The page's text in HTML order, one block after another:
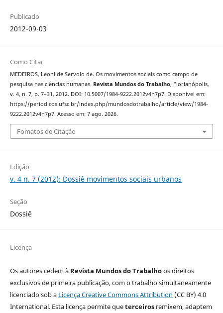
Publicado
2012-09-03
Como Citar
MEDEIROS, Leonilde Servolo de. Os movimentos sociais como campo de
pesquisa nas ciências humanas. Revista Mundos do Trabalho, Florianópolis,
v. 4, n. 7, p. 7–31, 2012. DOI: 10.5007/1984-9222.2012v4n7p7. Disponível em:
https://periodicos.ufsc.br/index.php/mundosdotrabalho/article/view/1984-
9222.2012v4n7p7. Acesso em: 7 ago. 2026.
Fomatos de Citação
Edição
v. 4 n. 7 (2012): Dossiê movimentos sociais urbanos
Seção
Dossiê
Licença
Os autores cedem à Revista Mundos do Trabalhoos direitos
exclusivos de primeira publicação, com o trabalho simultaneamente
licenciado sob a Licença Creative Commons Attribution (CC BY) 4.0
International. Esta licença permite queterceirosremixem, adaptem